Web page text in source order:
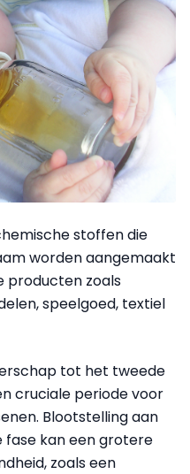
stoffen die
worden aangemaakt
producten zoals
speelgoed, textiel
tot het tweede
cruciale periode voor
Blootstelling aan
fase kan een grotere
zoals een